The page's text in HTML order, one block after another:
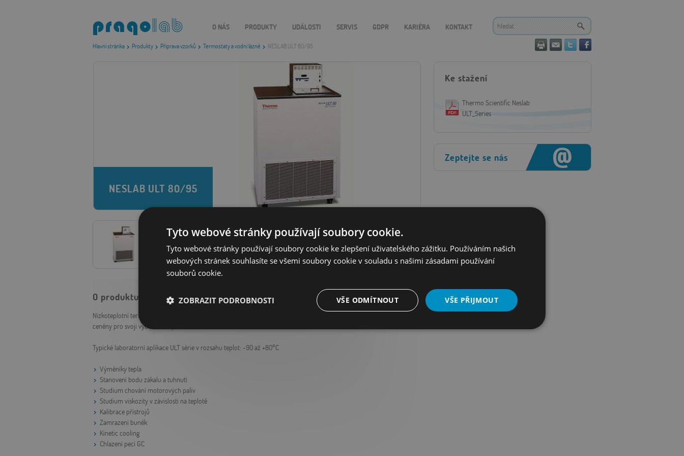
Hlavní stránka Produkty Příprava vzorků Termostaty a vodní lázně NESLAB ULT 80/95
O NÁS PRODUKTY UDÁLOSTI SERVIS GDPR KARIÉRA KONTAKT
NESLAB ULT 80/95
O produktu
Nízkoteplotní termostaty Thermo Scientific řady NESLAB ULT jsou konstruovány pro interní i externí chlazení a jsou
ceněny pro svoji výbornou teplotní stabilitu (±0,02/0,03°C) a robustní konstrukce.
Typické laboratorní aplikace ULT série v rozsahu teplot: -90 až +80°C
Výměníky tepla
Stanovení bodu zákalu a tuhnutí
Studium chování motorových paliv
Studium viskozity v závislosti na teplotě
Kalibrace přístrojů
Zamrazení buněk
Kinetic cooling
Chlazení pecí GC
Ke stažení
Thermo Scientific Neslab
ULT_Series
Zeptejte se nás
Tyto webové stránky používají soubory cookie.
Tyto webové stránky používají soubory cookie ke zlepšení uživatelského zážitku. Používáním našich
webových stránek souhlasíte se všemi soubory cookie v souladu s našimi zásadami používání
souborů cookie.
VŠE PŘIJMOUT
VŠE ODMÍTNOUT
ZOBRAZIT PODROBNOSTI
Nezbytně nutné
Výkonové
Soubory cílení Funkční soubory
Nezařazené